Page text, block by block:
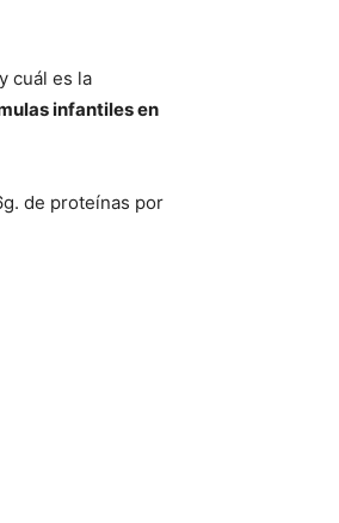
cuál es la
infantiles en
de proteínas por